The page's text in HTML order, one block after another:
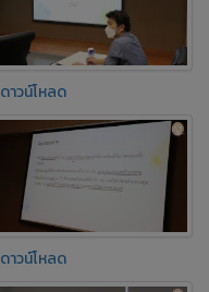
ดาวน์โหลด
ดาวน์โหลด